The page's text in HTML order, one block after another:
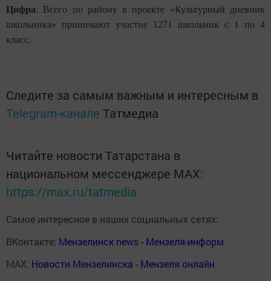
Цифра: Всего по району в проекте «Культурный дневник
школьника» принимают участие 1271 школьник с 1 по 4
класс.
Следите за самым важным и интересным в
Telegram-канале Татмедиа
Читайте новости Татарстана в
национальном мессенджере MАХ:
https://max.ru/tatmedia
Самое интересное в наших социальных сетях:
ВКонтакте: Мензелинск news - Мензеля-информ
MAX: Новости Мензелинска - Мензеля онлайн